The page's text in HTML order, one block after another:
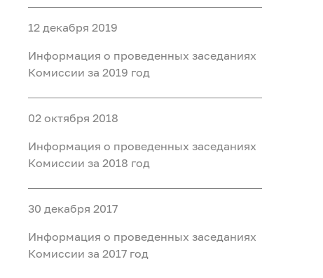
конфликта интересов
12 декабря 2019
Информация о проведенных заседаниях
Комиссии за 2019 год
02 октября 2018
Информация о проведенных заседаниях
Комиссии за 2018 год
30 декабря 2017
Информация о проведенных заседаниях
Комиссии за 2017 год